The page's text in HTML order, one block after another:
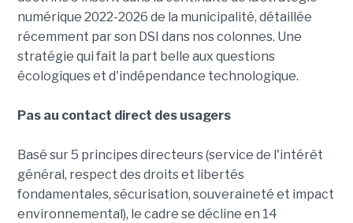
numérique 2022-2026 de la municipalité, détaillée
récemment par son DSI dans nos colonnes. Une
stratégie qui fait la part belle aux questions
écologiques et d'indépendance technologique.
Pas au contact direct des usagers
Basé sur 5 principes directeurs (service de l'intérêt
général, respect des droits et libertés
fondamentales, sécurisation, souveraineté et impact
environnemental), le cadre se décline en 14